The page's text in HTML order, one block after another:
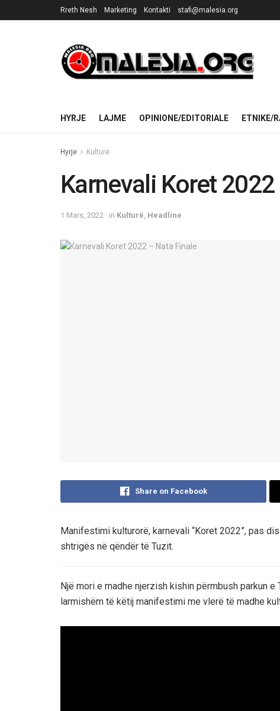
Rreth Nesh Marketing Kontakti stafi@malesia.org
HYRJE LAJME OPINIONE/EDITORIALE ETNIKE/
Hyrje Kulturë
Karnevali Koret
1 Mars, 2022 in Kulturë Headline
Share on Facebook
Manifestimi kulturorë, karnevali “Koret 2022”, pas
shtrigës në qëndër të Tuzit.
Një mori e madhe njerzish kishin përmbush parkun
larmishëm të këtij manifestimi me vlerë të madhe